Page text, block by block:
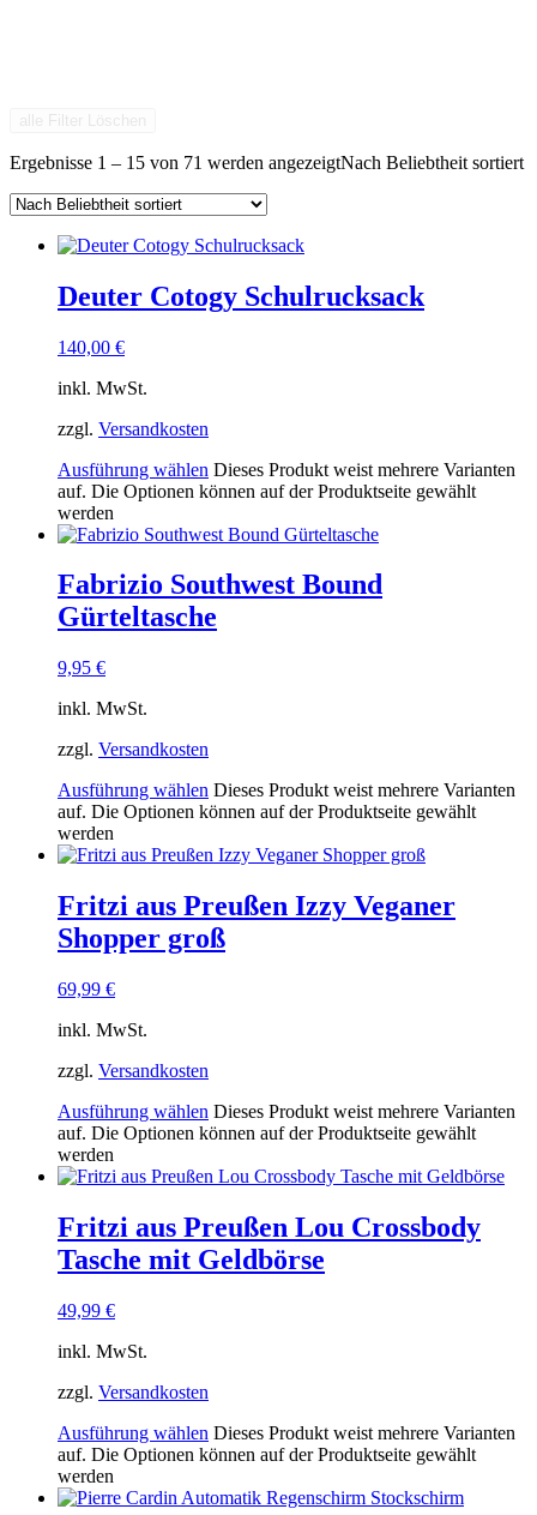
Ergebnisse 1 – 15 von 71 werden angezeigtNach Beliebtheit sortiert
Deuter Cotogy Schulrucksack
140,00 €
inkl. MwSt.
zzgl. Versandkosten
Ausführung wählen Dieses Produkt weist mehrere Varianten
auf. Die Optionen können auf der Produktseite gewählt
werden
Fabrizio Southwest Bound
Gürteltasche
9,95 €
inkl. MwSt.
zzgl. Versandkosten
Ausführung wählen Dieses Produkt weist mehrere Varianten
auf. Die Optionen können auf der Produktseite gewählt
werden
Fritzi aus Preußen Izzy Veganer
Shopper groß
69,99 €
inkl. MwSt.
zzgl. Versandkosten
Ausführung wählen Dieses Produkt weist mehrere Varianten
auf. Die Optionen können auf der Produktseite gewählt
werden
Fritzi aus Preußen Lou Crossbody
Tasche mit Geldbörse
49,99 €
inkl. MwSt.
zzgl. Versandkosten
Ausführung wählen Dieses Produkt weist mehrere Varianten
auf. Die Optionen können auf der Produktseite gewählt
werden